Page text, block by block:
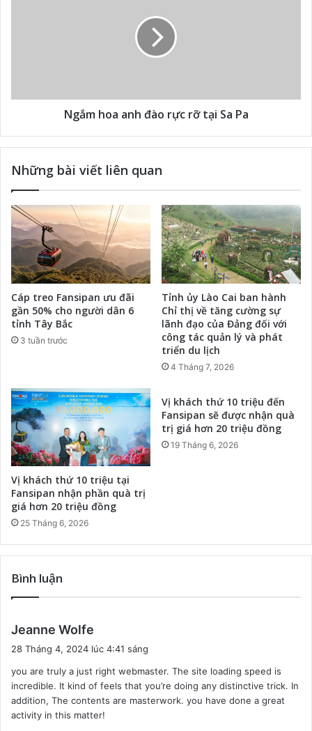
Ngắm hoa anh đào rực rỡ tại Sa Pa
Những bài viết liên quan
Cáp treo Fansipan ưu đãi
gần 50% cho người dân 6
tỉnh Tây Bắc
3 tuần trước
Tỉnh ủy Lào Cai ban hành
Chỉ thị về tăng cường sự
lãnh đạo của Đảng đối với
công tác quản lý và phát
triển du lịch
4 Tháng 7, 2026
Vị khách thứ 10 triệu tại
Fansipan nhận phần quà trị
giá hơn 20 triệu đồng
25 Tháng 6, 2026
Vị khách thứ 10 triệu đến
Fansipan sẽ được nhận quà
trị giá hơn 20 triệu đồng
19 Tháng 6, 2026
Bình luận
Jeanne Wolfe
t
:
28 Tháng 4, 2024 lúc 4:41 sáng
you are truly a just right webmaster. The site loading speed is
incredible. It kind of feels that you’re doing any distinctive trick. In
addition, The contents are masterwork. you have done a great
activity in this matter!